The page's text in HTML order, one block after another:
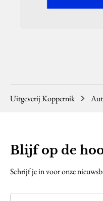
Uitgeverij Koppernik
Blijf op de
Schrijf je in voor onze